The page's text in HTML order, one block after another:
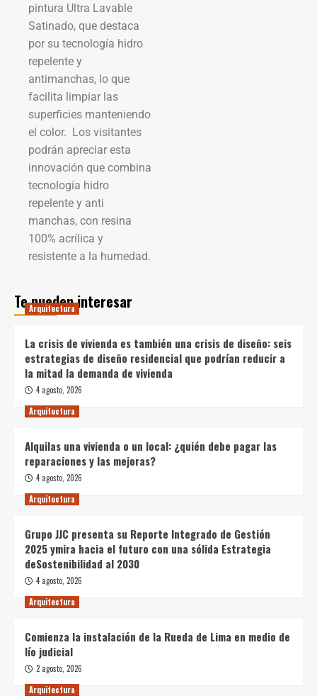
pintura Ultra Lavable
Satinado, que destaca
por su tecnología hidro
repelente y
antimanchas, lo que
facilita limpiar las
superficies manteniendo
el color. Los visitantes
podrán apreciar esta
innovación que combina
tecnología hidro
repelente y anti
manchas, con resina
100% acrílica y
resistente a la humedad.
Te pueden interesar
Arquitectura
La crisis de vivienda es también una crisis de diseño: seis
estrategias de diseño residencial que podrían reducir a
la mitad la demanda de vivienda
4 agosto, 2026
Arquitectura
Alquilas una vivienda o un local: ¿quién debe pagar las
reparaciones y las mejoras?
4 agosto, 2026
Arquitectura
Grupo JJC presenta su Reporte Integrado de Gestión
2025 ymira hacia el futuro con una sólida Estrategia
deSostenibilidad al 2030
4 agosto, 2026
Arquitectura
Comienza la instalación de la Rueda de Lima en medio de
lío judicial
2 agosto, 2026
Arquitectura